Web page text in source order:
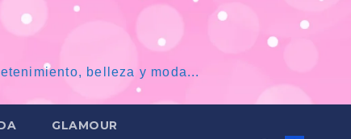
belleza y moda...
GLAMOUR